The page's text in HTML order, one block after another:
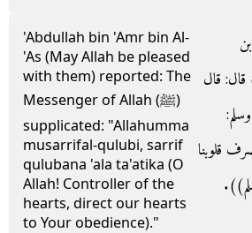
'Abdullah bin 'Amr bin Al-
'As (May Allah be pleased
with them) reported: The
Messenger of Allah (ﷺ)
supplicated: "Allahumma
musarrifal-qulubi, sarrif
qulubana 'ala ta'atika (O
Allah! Controller of the
hearts, direct our hearts
to Your obedience)."
قال‏:‏ قال
قلوبنا